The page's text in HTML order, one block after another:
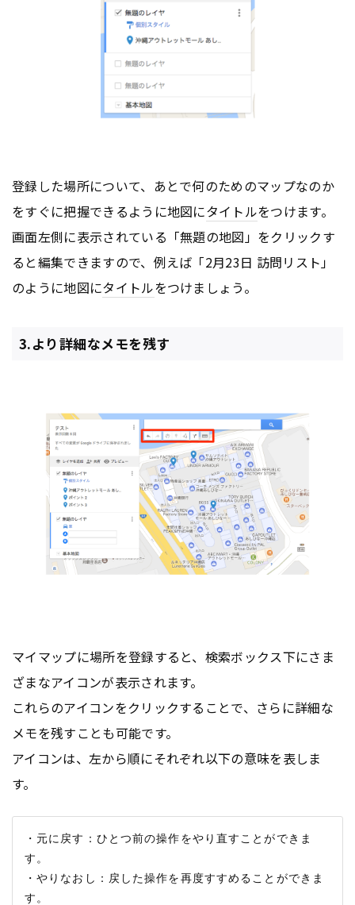
登録した場所について、あとで何のためのマップなのか
をすぐに把握できるように地図にタイトルをつけます。
画面左側に表示されている「無題の地図」をクリックす
ると編集できますので、例えば「2月23日 訪問リスト」
のように地図にタイトルをつけましょう。
3.より詳細なメモを残す
マイマップに場所を登録すると、検索ボックス下にさま
ざまなアイコンが表示されます。
これらのアイコンをクリックすることで、さらに詳細な
メモを残すことも可能です。
アイコンは、左から順にそれぞれ以下の意味を表しま
す。
・元に戻す：ひとつ前の操作をやり直すことができま
す。
・やりなおし：戻した操作を再度すすめることができま
す。